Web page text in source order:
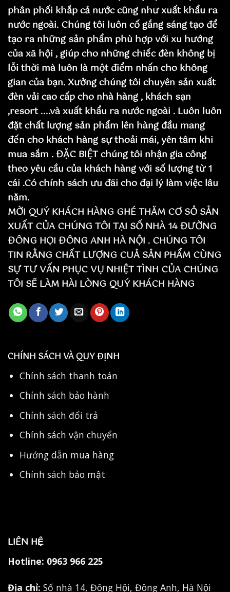
phân phối khắp cả nước cũng như xuất khẩu ra
nước ngoài. Chúng tôi luôn cố gắng sáng tạo để
tạo ra những sản phẩm phù hợp với xu hướng
của xã hội , giúp cho những chiếc đèn không bị
lỗi thời mà luôn là một điểm nhấn cho không
gian của bạn. Xưởng chúng tôi chuyên sản xuất
đèn vải cao cấp cho nhà hàng , khách sạn
,resort ....và xuất khẩu ra nước ngoài . Luôn luôn
đặt chất lượng sản phẩm lên hàng đầu mang
đến cho khách hàng sự thoải mái, yên tâm khi
mua sắm . ĐẶC BIỆT chúng tôi nhận gia công
theo yêu cầu của khách hàng với số lượng từ 1
cái .Có chính sách ưu đãi cho đại lý làm việc lâu
năm.
MỜI QUÝ KHÁCH HÀNG GHÉ THĂM CƠ SỎ SẢN
XUẤT CỦA CHÚNG TÔI TẠI SỐ NHÀ 14 ĐƯỜNG
ĐÔNG HỌI ĐÔNG ANH HÀ NỘI . CHÚNG TÔI
TIN RẰNG CHẤT LƯỢNG CUẢ SẢN PHẨM CÙNG
SỰ TƯ VẤN PHỤC VỤ NHIỆT TÌNH CỦA CHÚNG
TÔI SẼ LÀM HÀI LÒNG QUÝ KHÁCH HÀNG
CHÍNH SÁCH VÀ QUY ĐỊNH
Chính sách thanh toán
Chính sách bảo hành
Chính sách đổi trả
Chính sách vận chuyển
Hướng dẫn mua hàng
Chính sách bảo mật
LIÊN HỆ
Hotline: 0963 966 225
Địa chỉ: Số nhà 14, Đông Hội, Đông Anh, Hà Nội